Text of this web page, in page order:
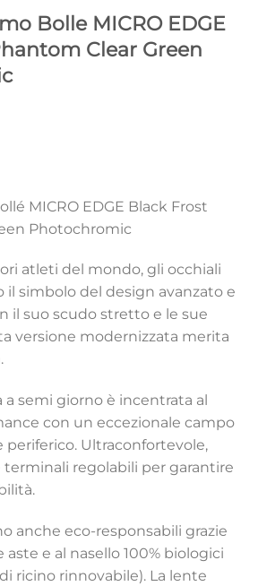
Bolle MICRO EDGE
Clear Green
MICRO EDGE Black Frost
Photochromic
atleti del mondo, gli occhiali
il simbolo del design avanzato e
il suo scudo stretto e le sue
versione modernizzata merita
semi giorno è incentrata al
con un eccezionale campo
periferico. Ultraconfortevole,
terminali regolabili per garantire
anche eco-responsabili grazie
aste e al nasello 100% biologici
ricino rinnovabile). La lente